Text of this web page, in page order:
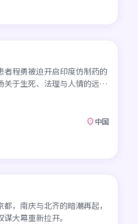
者程勇被迫开启印度仿制药的
关于生死、法理与人情的远
中国
，南庆与北齐的暗潮再起，
大幕重新拉开。